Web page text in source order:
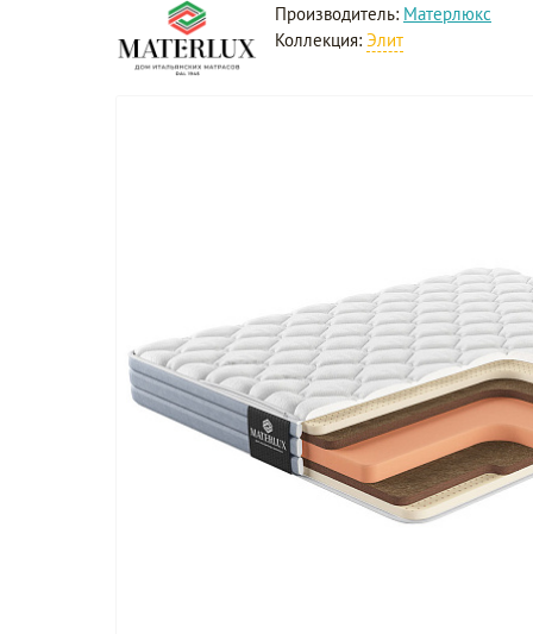
Производитель: Матерлюкс
Коллекция: Элит